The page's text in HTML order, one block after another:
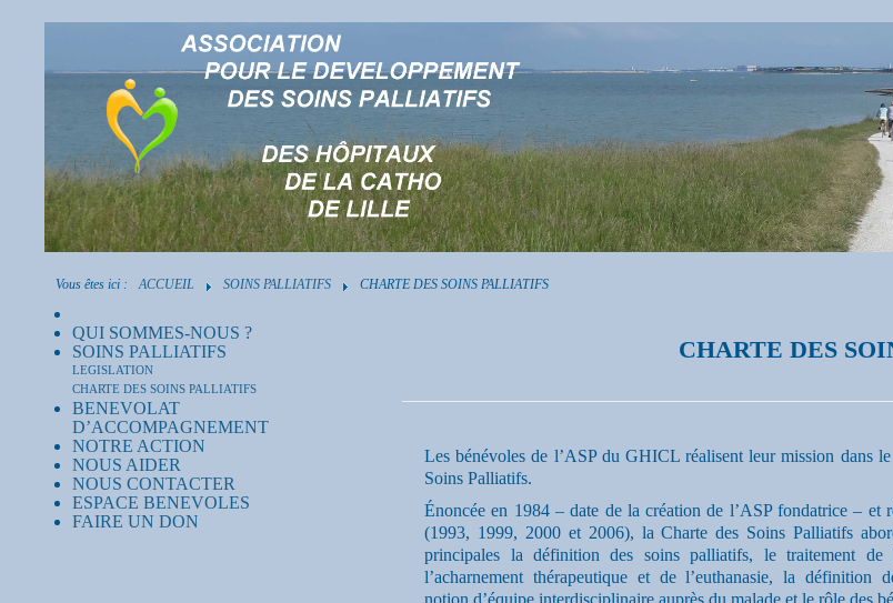
Vous êtes ici : ACCUEIL SOINS PALLIATIFS CHARTE DES SOINS PALLIATIFS
QUI SOMMES-NOUS ?
SOINS PALLIATIFS
LEGISLATION
CHARTE DES SOINS PALLIATIFS
BENEVOLAT
D’ACCOMPAGNEMENT
NOTRE ACTION
NOUS AIDER
NOUS CONTACTER
ESPACE BENEVOLES
FAIRE UN DON
CHARTE DES
Les bénévoles de l’ASP du GHICL réalisent leur mission dans
Soins Palliatifs.
Énoncée en 1984 – date de la création de l’ASP fondatrice – et
(1993, 1999, 2000 et 2006), la Charte des Soins Palliatifs
principales la définition des soins palliatifs, le traitement
l’acharnement thérapeutique et de l’euthanasie, la définition
notion d’équipe interdisciplinaire auprès du malade et le rôle des